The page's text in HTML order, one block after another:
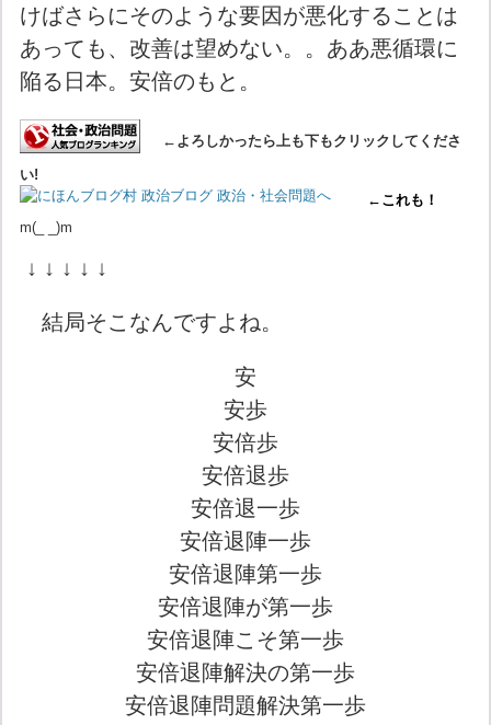
けばさらにそのような要因が悪化することは
あっても、改善は望めない。。ああ悪循環に
陥る日本。安倍のもと。
←よろしかったら上も下もクリックしてくださ
い!
←これも！
m(_ _)m
↓ ↓ ↓ ↓ ↓
結局そこなんですよね。
安
安歩
安倍歩
安倍退歩
安倍退一歩
安倍退陣一歩
安倍退陣第一歩
安倍退陣が第一歩
安倍退陣こそ第一歩
安倍退陣解決の第一歩
安倍退陣問題解決第一歩